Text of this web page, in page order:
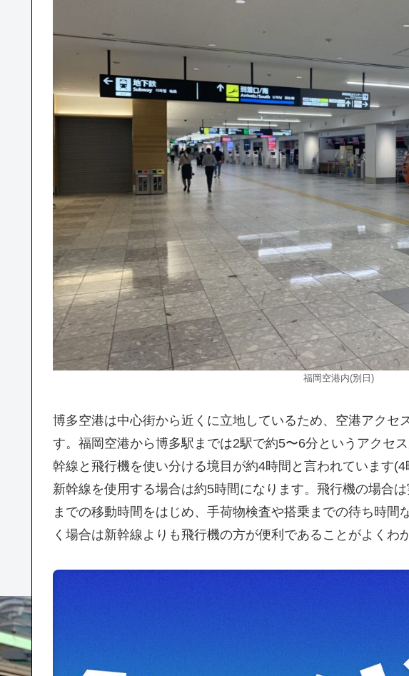
福岡空港内(別日)
博多空港は中心街から近くに立地しているため、空港アクセ
す。福岡空港から博多駅までは2駅で約5〜6分というアクセ
幹線と飛行機を使い分ける境目が約4時間と言われています
新幹線を使用する場合は約5時間になります。飛行機の場合
までの移動時間をはじめ、手荷物検査や搭乗までの待ち時間
く場合は新幹線よりも飛行機の方が便利であることがよくわ